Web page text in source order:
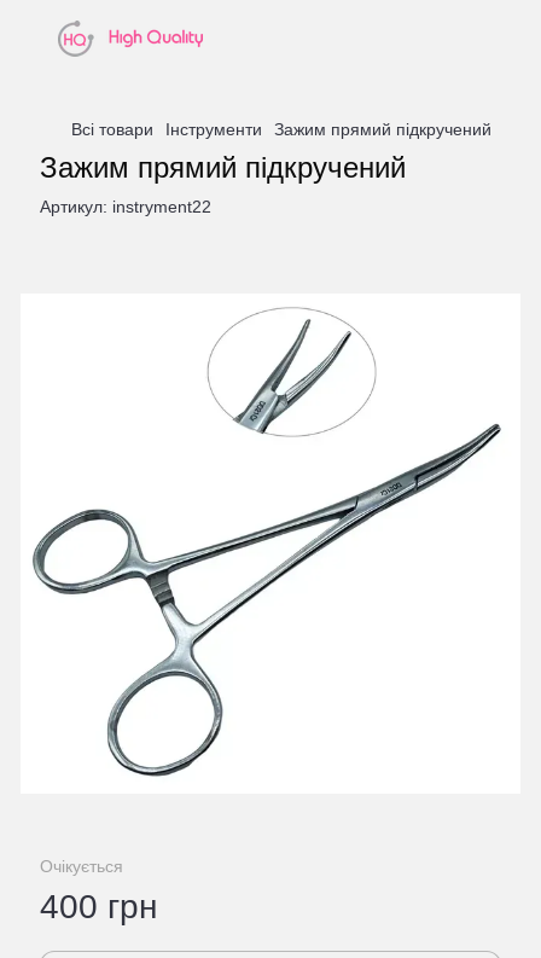
Всі товари Інструменти Зажим прямий підкручений
Зажим прямий підкручений
Артикул: instryment22
Очікується
400 грн